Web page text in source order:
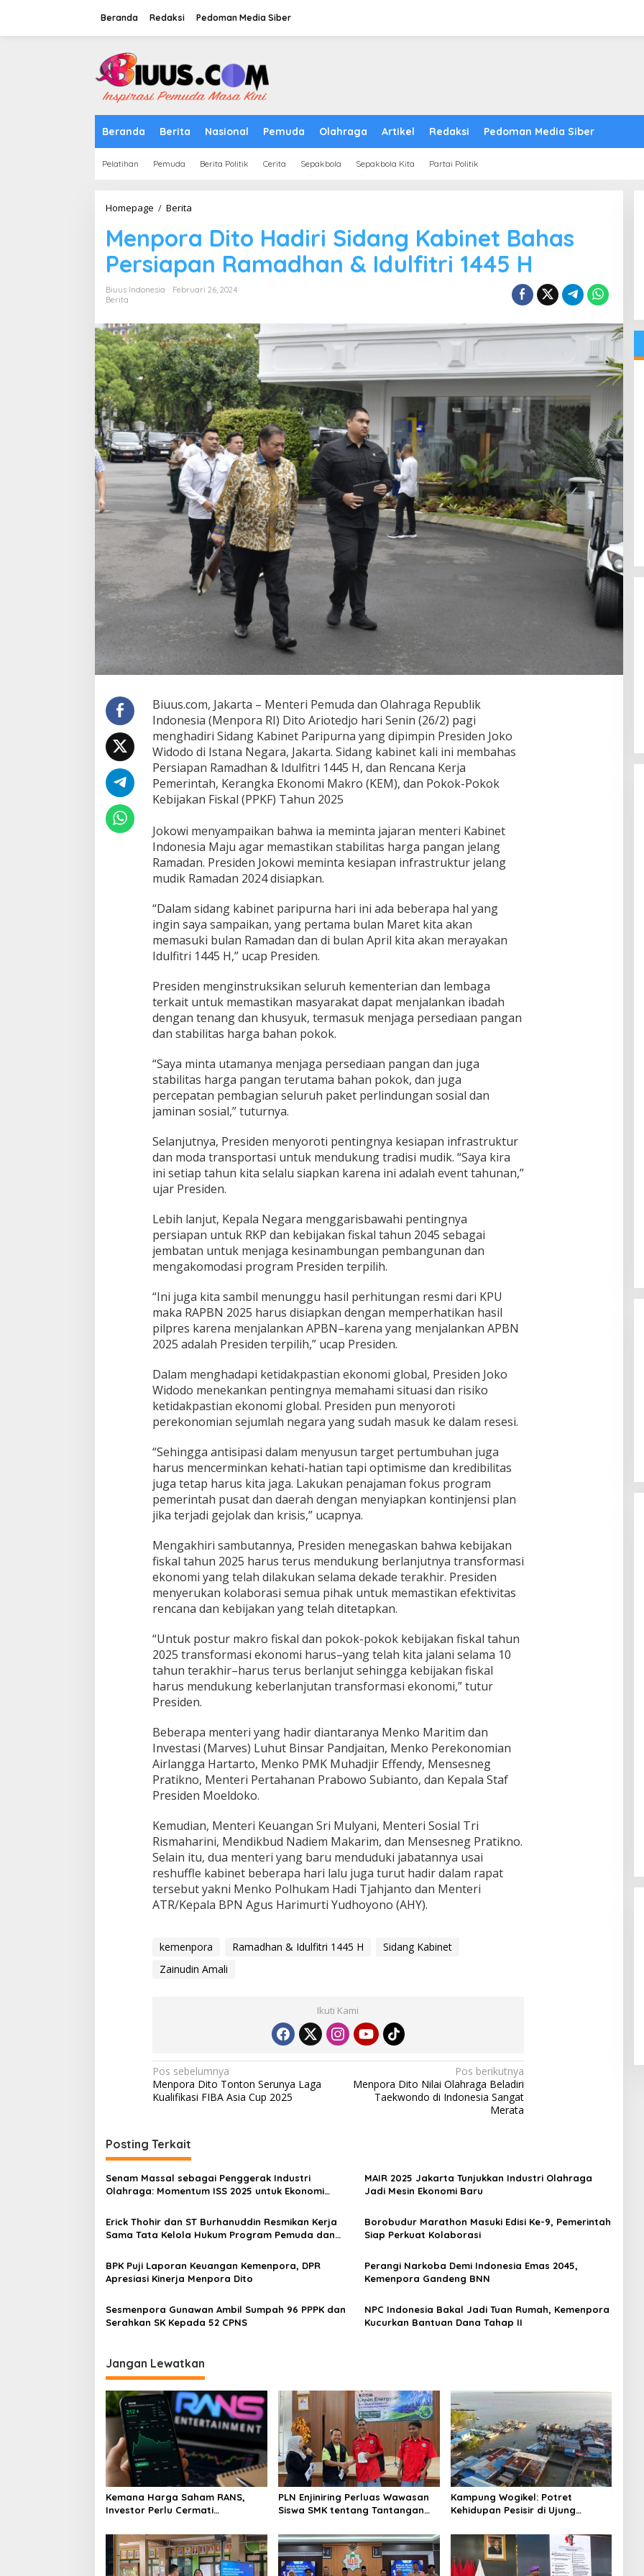
Beranda Redaksi Pedoman Media Siber
Beranda Berita Nasional Pemuda Olahraga Artikel Redaksi Pedoman Media Siber
Pelatihan Pemuda Berita Politik Cerita Sepakbola Sepakbola Kita Partai Politik
Homepage / Berita
Hadiri
Sidang
Kabinet
Bahas
Persiapan
Ramadhan
Idulfitri
1445
H
Menpora Dito Hadiri Sidang Kabinet Bahas
Persiapan Ramadhan & Idulfitri 1445 H
Biuus Indonesia
Februari 26, 2024
Berita
Biuus.com, Jakarta – Menteri Pemuda dan Olahraga Republik
Indonesia (Menpora RI) Dito Ariotedjo hari Senin (26/2) pagi
menghadiri Sidang Kabinet Paripurna yang dipimpin Presiden Joko
Widodo di Istana Negara, Jakarta. Sidang kabinet kali ini membahas
Persiapan Ramadhan & Idulfitri 1445 H, dan Rencana Kerja
Pemerintah, Kerangka Ekonomi Makro (KEM), dan Pokok-Pokok
Kebijakan Fiskal (PPKF) Tahun 2025
Jokowi menyampaikan bahwa ia meminta jajaran menteri Kabinet
Indonesia Maju agar memastikan stabilitas harga pangan jelang
Ramadan. Presiden Jokowi meminta kesiapan infrastruktur jelang
mudik Ramadan 2024 disiapkan.
“Dalam sidang kabinet paripurna hari ini ada beberapa hal yang
ingin saya sampaikan, yang pertama bulan Maret kita akan
memasuki bulan Ramadan dan di bulan April kita akan merayakan
Idulfitri 1445 H,” ucap Presiden.
Presiden menginstruksikan seluruh kementerian dan lembaga
terkait untuk memastikan masyarakat dapat menjalankan ibadah
dengan tenang dan khusyuk, termasuk menjaga persediaan pangan
dan stabilitas harga bahan pokok.
“Saya minta utamanya menjaga persediaan pangan dan juga
stabilitas harga pangan terutama bahan pokok, dan juga
percepatan pembagian seluruh paket perlindungan sosial dan
jaminan sosial,” tuturnya.
Selanjutnya, Presiden menyoroti pentingnya kesiapan infrastruktur
dan moda transportasi untuk mendukung tradisi mudik. “Saya kira
ini setiap tahun kita selalu siapkan karena ini adalah event tahunan,”
ujar Presiden.
Lebih lanjut, Kepala Negara menggarisbawahi pentingnya
persiapan untuk RKP dan kebijakan fiskal tahun 2045 sebagai
jembatan untuk menjaga kesinambungan pembangunan dan
mengakomodasi program Presiden terpilih.
“Ini juga kita sambil menunggu hasil perhitungan resmi dari KPU
maka RAPBN 2025 harus disiapkan dengan memperhatikan hasil
pilpres karena menjalankan APBN–karena yang menjalankan APBN
2025 adalah Presiden terpilih,” ucap Presiden.
Dalam menghadapi ketidakpastian ekonomi global, Presiden Joko
Widodo menekankan pentingnya memahami situasi dan risiko
ketidakpastian ekonomi global. Presiden pun menyoroti
perekonomian sejumlah negara yang sudah masuk ke dalam resesi.
“Sehingga antisipasi dalam menyusun target pertumbuhan juga
harus mencerminkan kehati-hatian tapi optimisme dan kredibilitas
juga tetap harus kita jaga. Lakukan penajaman fokus program
pemerintah pusat dan daerah dengan menyiapkan kontinjensi plan
jika terjadi gejolak dan krisis,” ucapnya.
Mengakhiri sambutannya, Presiden menegaskan bahwa kebijakan
fiskal tahun 2025 harus terus mendukung berlanjutnya transformasi
ekonomi yang telah dilakukan selama dekade terakhir. Presiden
menyerukan kolaborasi semua pihak untuk memastikan efektivitas
rencana dan kebijakan yang telah ditetapkan.
“Untuk postur makro fiskal dan pokok-pokok kebijakan fiskal tahun
2025 transformasi ekonomi harus–yang telah kita jalani selama 10
tahun terakhir–harus terus berlanjut sehingga kebijakan fiskal
harus mendukung keberlanjutan transformasi ekonomi,” tutur
Presiden.
Beberapa menteri yang hadir diantaranya Menko Maritim dan
Investasi (Marves) Luhut Binsar Pandjaitan, Menko Perekonomian
Airlangga Hartarto, Menko PMK Muhadjir Effendy, Mensesneg
Pratikno, Menteri Pertahanan Prabowo Subianto, dan Kepala Staf
Presiden Moeldoko.
Kemudian, Menteri Keuangan Sri Mulyani, Menteri Sosial Tri
Rismaharini, Mendikbud Nadiem Makarim, dan Mensesneg Pratikno.
Selain itu, dua menteri yang baru menduduki jabatannya usai
reshuffle kabinet beberapa hari lalu juga turut hadir dalam rapat
tersebut yakni Menko Polhukam Hadi Tjahjanto dan Menteri
ATR/Kepala BPN Agus Harimurti Yudhoyono (AHY).
kemenpora Ramadhan & Idulfitri 1445 H
Sidang Kabinet
Zainudin Amali
Ikuti Kami
Navigasi
pos
Pos sebelumnya
Menpora Dito Tonton Serunya Laga
Kualifikasi FIBA Asia Cup 2025
Pos berikutnya
Menpora Dito Nilai Olahraga Beladiri
Taekwondo di Indonesia Sangat
Merata
Posting Terkait
Senam Massal sebagai Penggerak Industri
Olahraga: Momentum ISS 2025 untuk Ekonomi
MAIR 2025 Jakarta Tunjukkan Industri Olahraga
Jadi Mesin Ekonomi Baru
Erick Thohir dan ST Burhanuddin Resmikan Kerja
Sama Tata Kelola Hukum Program Pemuda dan
Borobudur Marathon Masuki Edisi Ke-9, Pemerintah
Siap Perkuat Kolaborasi
BPK Puji Laporan Keuangan Kemenpora, DPR
Apresiasi Kinerja Menpora Dito
Perangi Narkoba Demi Indonesia Emas 2045,
Kemenpora Gandeng BNN
Sesmenpora Gunawan Ambil Sumpah 96 PPPK dan
Serahkan SK Kepada 52 CPNS
NPC Indonesia Bakal Jadi Tuan Rumah, Kemenpora
Kucurkan Bantuan Dana Tahap II
Jangan Lewatkan
Kemana Harga Saham RANS,
Investor Perlu Cermati
Spekulasi Berlebihan
PLN Enjiniring Perluas Wawasan
Siswa SMK tentang Tantangan
Kampung Wogikel: Potret
Kehidupan Pesisir di Ujung
Tengah Keterbatasan
Enam Pejabat Baru Resmi Dilantik
di Kejati Kepri oleh J. Devy